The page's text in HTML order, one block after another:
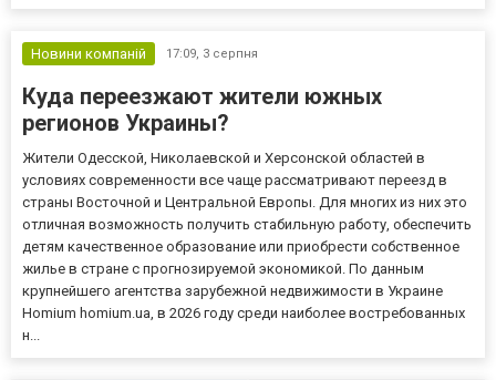
Новини компаній 17:09, 3 серпня
Куда переезжают жители южных
регионов Украины?
Жители Одесской, Николаевской и Херсонской областей в
условиях современности все чаще рассматривают переезд в
страны Восточной и Центральной Европы. Для многих из них это
отличная возможность получить стабильную работу, обеспечить
детям качественное образование или приобрести собственное
жилье в стране с прогнозируемой экономикой. По данным
крупнейшего агентства зарубежной недвижимости в Украине
Homium homium.ua, в 2026 году среди наиболее востребованных
н...